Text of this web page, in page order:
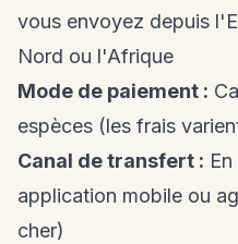
vous envoyez depuis
Nord ou l'Afrique
Mode de paiement :
espèces (les frais
Canal de transfert :
application mobile ou
cher)